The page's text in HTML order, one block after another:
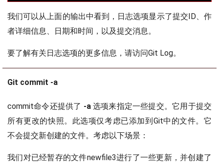
我们可以从上面的输出中看到，日志选项显示了提交ID、作
者详细信息、日期和时间，以及提交消息。
要了解有关日志选项的更多信息，请访问Git Log。
Git commit -a
commit命令还提供了 -a选项来指定一些提交。它用于提交
所有更改的快照。此选项仅考虑已添加到Git中的文件。它
不会提交新创建的文件。考虑以下场景：
我们对已经暂存的文件newfile3进行了一些更新，并创建了